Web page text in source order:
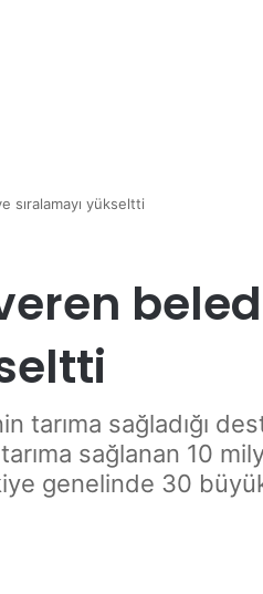
sıralamayı yükseltti
tarıma sağladığı
sağlanan 10
genelinde 30